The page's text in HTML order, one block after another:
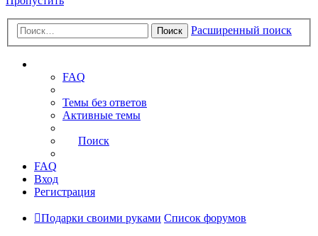
Поиск Расширенный поиск
FAQ
Темы без ответов
Активные темы
Поиск
FAQ
Вход
Регистрация
Подарки своими руками Список форумов